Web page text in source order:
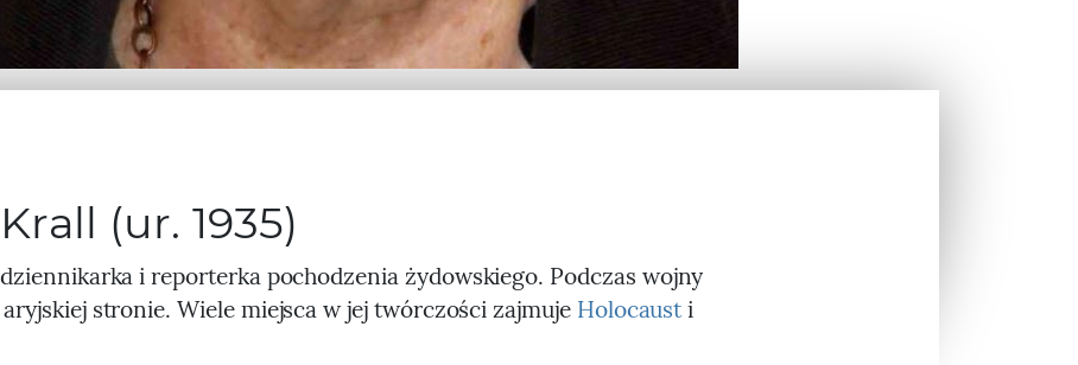
(ur. 1935)
i reporterka pochodzenia żydowskiego. Podczas wojny
stronie. Wiele miejsca w jej twórczości zajmuje Holocaust i